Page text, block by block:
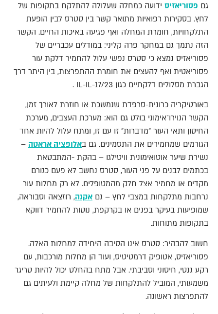
גם פסוריאזיס ידועה כמחלה שעלולה להתלקח בתקופות של
לחץ. בסקירות רפואיות מתואר קשר בין סטרס לבין הופעת
התלקחויות, חומרת המחלה ואף פגיעה באיכות החיים. הקשר
הזה נתמך גם במחקר פרה קליני: במודלים עכבריים של
פסוריאזיס נמצא כי סטרס נפשי עלול להחמיר דלקת עור
פסוריאטית ואף להעצים את חומרת ההתפרצות, בין היתר דרך
הגברת מסלולים דלקתיים כגון IL-IL-17/23 .
באורטיקריה כרונית-סרפדת שנמשכת או חוזרת לאורך זמן,
הקשר הנוירו־אימוני בולט גם הוא: מערכת העצבים, מערכת
החיסון ותאי העור "מדברות" זו עם זו, ומתח עלול להיות אחד
הגורמים שמחמירים את התסמינים. גם באלופציה אראטה –
נשירת שיער אוטואימונית וויטילגו – בהקת -המתבטאת
בכתמים לבנים על פני העור, סטרס נחשב לא פעם כגורם
מקדים או מחמיר אצל חלק מהמטופלים. לא רק מחלות עור
נרחבות מתלקחות במצבי לחץ – גם אקנה, רוזצאה וסבוראה,
שמופיעות בעיקר בפנים או בקרקפת, נוטות להחמיר דווקא
בתקופות מתוחות.
חשוב להבהיר: סטרס אינו הסיבה היחידה למחלות האלה.
פסוריאזיס, אטופיק דרמטיטיס, ועוד הן מחלות מורכבות, עם
רקע גנטי, חיסוני וסביבתי. אבל מתח בהחלט יכול להיות טריגר
משמעותי, המוביל להתלקחות של מחלה קיימת ולעיתים גם
להתפרצות ראשונה.